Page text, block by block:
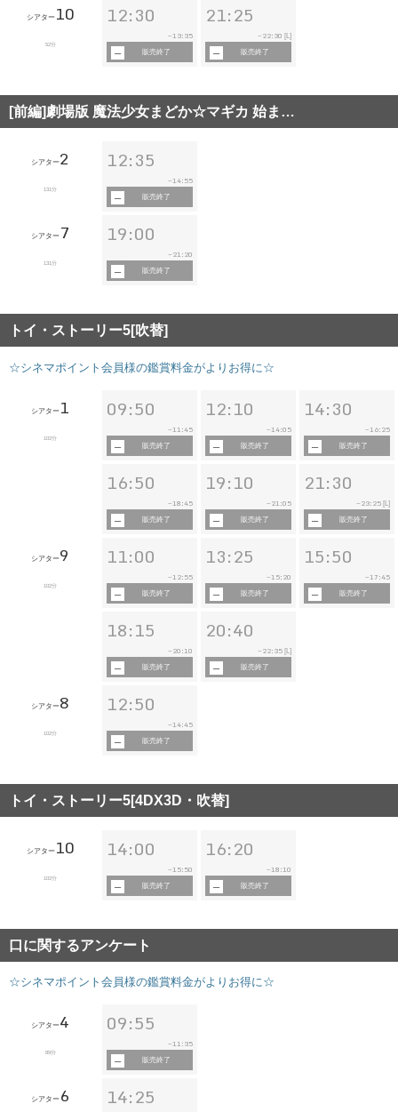
シアター10
52分
12:30
~13:35
販売終了
21:25
~ 22:30 [L]
販売終了
[前編]劇場版 魔法少女まどか☆マギカ 始ま…
シアター2
131分
12:35
~14:55
販売終了
シアター 7
131分
19:00
~ 21:20
販売終了
トイ・ストーリー5[吹替]
☆シネマポイント会員様の鑑賞料金がよりお得に☆
シアター 1
102分
09:50
~11:45
販売終了
12:10
~14:05
販売終了
14:30
~16:25
販売終了
16:50
~18:45
販売終了
19:10
~ 21:05
販売終了
21:30
~ 23:25 [L]
販売終了
シアター9
102分
11:00
~12:55
販売終了
13:25
~15:20
販売終了
15:50
~17:45
販売終了
18:15
~ 20:10
販売終了
20:40
~ 22:35 [L]
販売終了
シアター8
102分
12:50
~14:45
販売終了
トイ・ストーリー5[4DX3D・吹替]
シアター10
102分
14:00
~ 15:50
販売終了
16:20
~ 18:10
販売終了
口に関するアンケート
☆シネマポイント会員様の鑑賞料金がよりお得に☆
シアター4
89分
09:55
~11:35
販売終了
シアター 6 14:25